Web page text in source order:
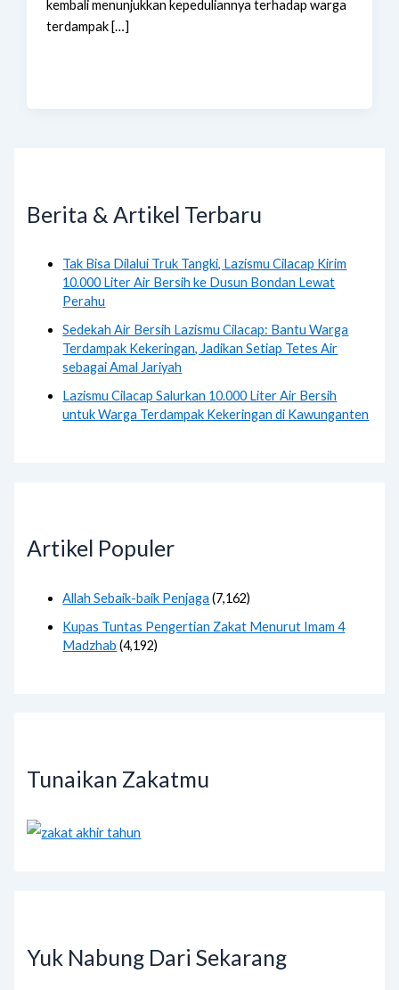
kembali menunjukkan kepeduliannya terhadap warga
terdampak […]
Berita & Artikel Terbaru
Tak Bisa Dilalui Truk Tangki, Lazismu Cilacap Kirim
10.000 Liter Air Bersih ke Dusun Bondan Lewat
Perahu
Sedekah Air Bersih Lazismu Cilacap: Bantu Warga
Terdampak Kekeringan, Jadikan Setiap Tetes Air
sebagai Amal Jariyah
Lazismu Cilacap Salurkan 10.000 Liter Air Bersih
untuk Warga Terdampak Kekeringan di Kawunganten
Artikel Populer
Allah Sebaik-baik Penjaga (7,162)
Kupas Tuntas Pengertian Zakat Menurut Imam 4
Madzhab (4,192)
Tunaikan Zakatmu
Yuk Nabung Dari Sekarang